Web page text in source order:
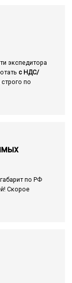
экспедитора
с НДС/
по
по РФ
Скорое